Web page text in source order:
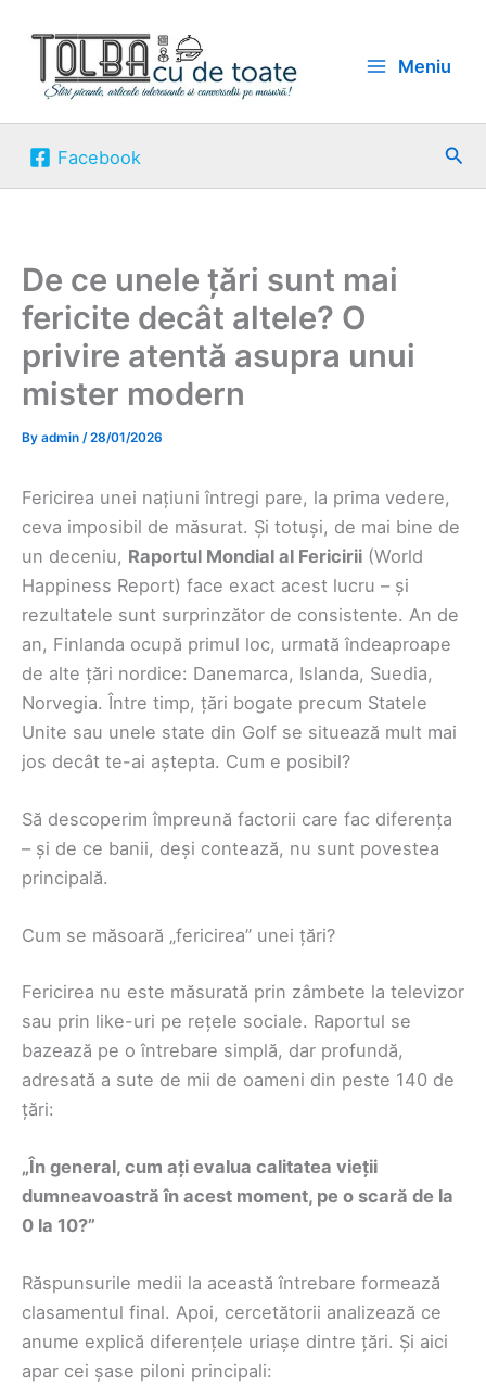
content
Meniu
Facebook
De ce unele țări sunt mai
fericite decât altele? O
privire atentă asupra unui
mister modern
By admin /28/01/2026
Fericirea unei națiuni întregi pare, la prima vedere,
ceva imposibil de măsurat. Și totuși, de mai bine de
un deceniu, Raportul Mondial al Fericirii (World
Happiness Report) face exact acest lucru – și
rezultatele sunt surprinzător de consistente. An de
an, Finlanda ocupă primul loc, urmată îndeaproape
de alte țări nordice: Danemarca, Islanda, Suedia,
Norvegia. Între timp, țări bogate precum Statele
Unite sau unele state din Golf se situează mult mai
jos decât te-ai aștepta. Cum e posibil?
Să descoperim împreună factorii care fac diferența
– și de ce banii, deși contează, nu sunt povestea
principală.
Cum se măsoară „fericirea” unei țări?
Fericirea nu este măsurată prin zâmbete la televizor
sau prin like-uri pe rețele sociale. Raportul se
bazează pe o întrebare simplă, dar profundă,
adresată a sute de mii de oameni din peste 140 de
țări:
„În general, cum ați evalua calitatea vieții
dumneavoastră în acest moment, pe o scară de la
0 la 10?”
Răspunsurile medii la această întrebare formează
clasamentul final. Apoi, cercetătorii analizează ce
anume explică diferențele uriașe dintre țări. Și aici
apar cei șase piloni principali: